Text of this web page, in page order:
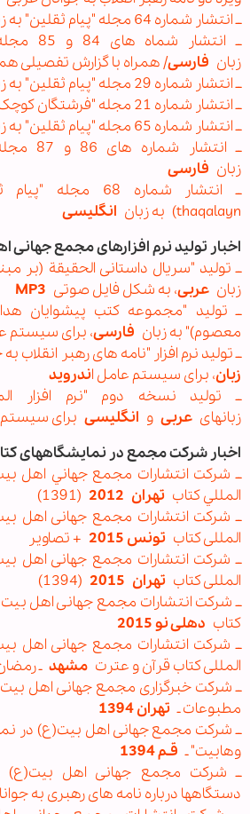
ــ انتشار شماره 64 مجله‌ "پیام ثقلین" به زبان
ــ
زبان فارسی/ همراه با گزارش تفصیلی
ــ انتشار شماره 29 مجله‌ "پیام ثقلین" به زبان
ــ انتشار شماره 21 مجله‌ "فرشتگان کوچک" به زبان
ــ انتشار شماره 65 مجله‌ "پیام ثقلین" به زبان
ــ
زبان فارسی
thaqalayn) به زبان
انگلیسی
اخبار تولید نرم افزارهای مجمع
ــ تولید "سریال داستانی الحقیقة (بر
زبان عربی، به شکل فایل صوتی MP3
ــ تولید "مجموعه کتب پیشوایان
معصوم)" به زبان فارسی، برای سیستم
ــ تولید نرم افزار "نامه های رهبر انقلاب
زبان، برای سیستم عامل اندروید
ــ تولید نسخه دوم "نرم افزار
زبانهای عربی و انگلیسی برای
اخبار شرکت مجمع در نمایشگاههای
ــ شرکت انتشارات مجمع جهاني اهل
‏المللي كتاب تهران 2012
(1391)
ــ شرکت انتشارات مجمع جهانی اهل
المللی کتاب تونس 2015
+ تصاویر
ــ شرکت انتشارات مجمع جهانی اهل
المللی کتاب تهران 2015
(1394)
ــ شرکت انتشارات مجمع جهانی اهل
کتاب دهلی نو 2015
ــ شرکت انتشارات مجمع جهانی اهل‌
المللی کتاب قرآن و عترت مشهد ـ
ــ شرکت خبرگزاری مجمع جهانی اهل
مطبوعات ـ تهران 1394
ــ شرکت مجمع جهانی اهل بیت(ع) در
وهابیت" ـقـم 1394
ــ شرکت مجمع جهانی اهل بیت(ع)
دستگاهها درباره نامه های رهبری به